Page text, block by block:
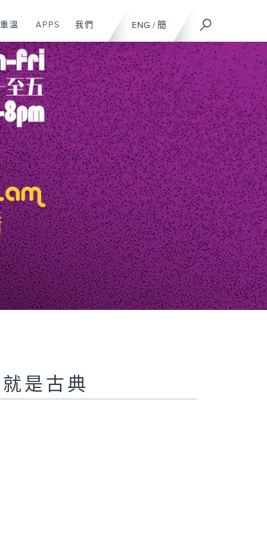
ENG / 簡
重溫 APPS 我們
是古典